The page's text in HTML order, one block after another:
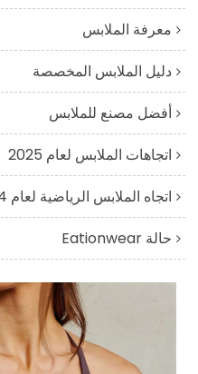
معرفة الملابس
دليل الملابس المخصصة
أفضل مصنع للملابس
اتجاهات الملابس لعام 2025
اتجاه الملابس الرياضية لعام 2024
حالة Eationwear